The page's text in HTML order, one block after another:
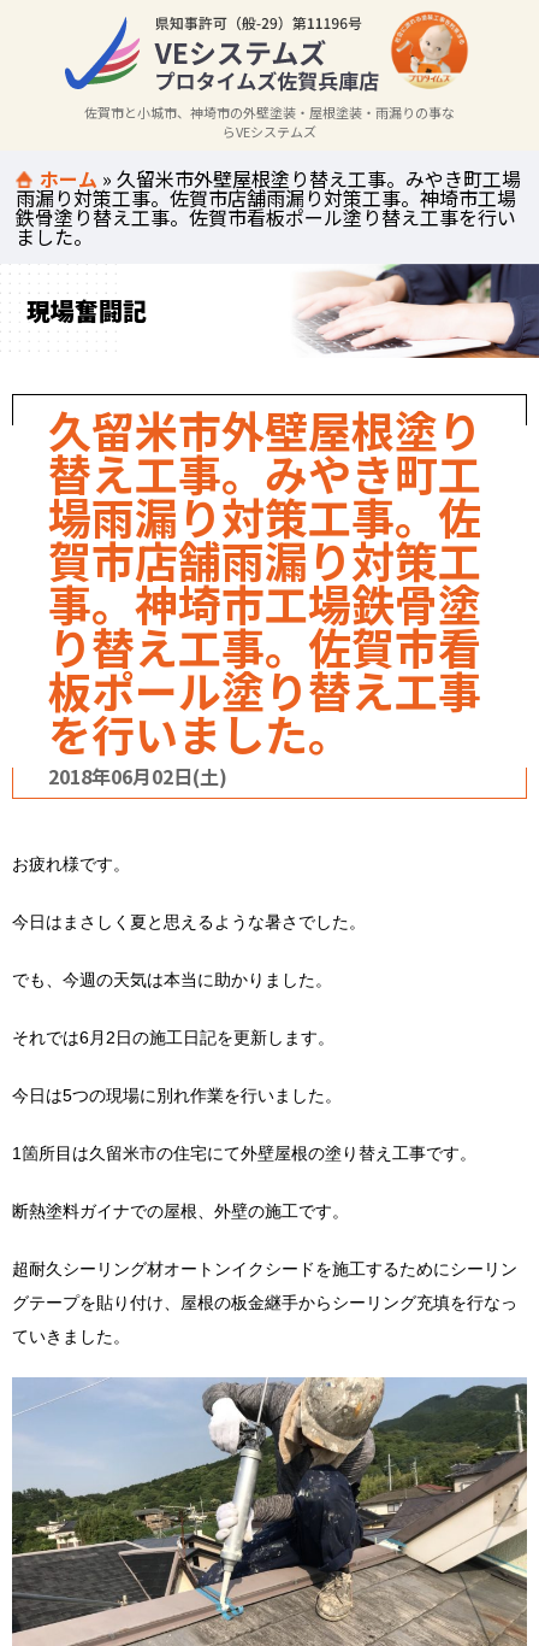
佐賀市と小城市、神埼市の外壁塗装・屋根塗装・雨漏りの事な
らVEシステムズ
ホーム »久留米市外壁屋根塗り替え工事。みやき町工場
雨漏り対策工事。佐賀市店舗雨漏り対策工事。神埼市工場
鉄骨塗り替え工事。佐賀市看板ポール塗り替え工事を行い
ました。
現場奮闘記
久留米市外壁屋根塗り
替え工事。みやき町工
場雨漏り対策工事。佐
賀市店舗雨漏り対策工
事。神埼市工場鉄骨塗
り替え工事。佐賀市看
板ポール塗り替え工事
を行いました。
2018年06月02日(土)
お疲れ様です。
今日はまさしく夏と思えるような暑さでした。
でも、今週の天気は本当に助かりました。
それでは6月2日の施工日記を更新します。
今日は5つの現場に別れ作業を行いました。
1箇所目は久留米市の住宅にて外壁屋根の塗り替え工事です。
断熱塗料ガイナでの屋根、外壁の施工です。
超耐久シーリング材オートンイクシードを施工するためにシーリン
グテープを貼り付け、屋根の板金継手からシーリング充填を行なっ
ていきました。